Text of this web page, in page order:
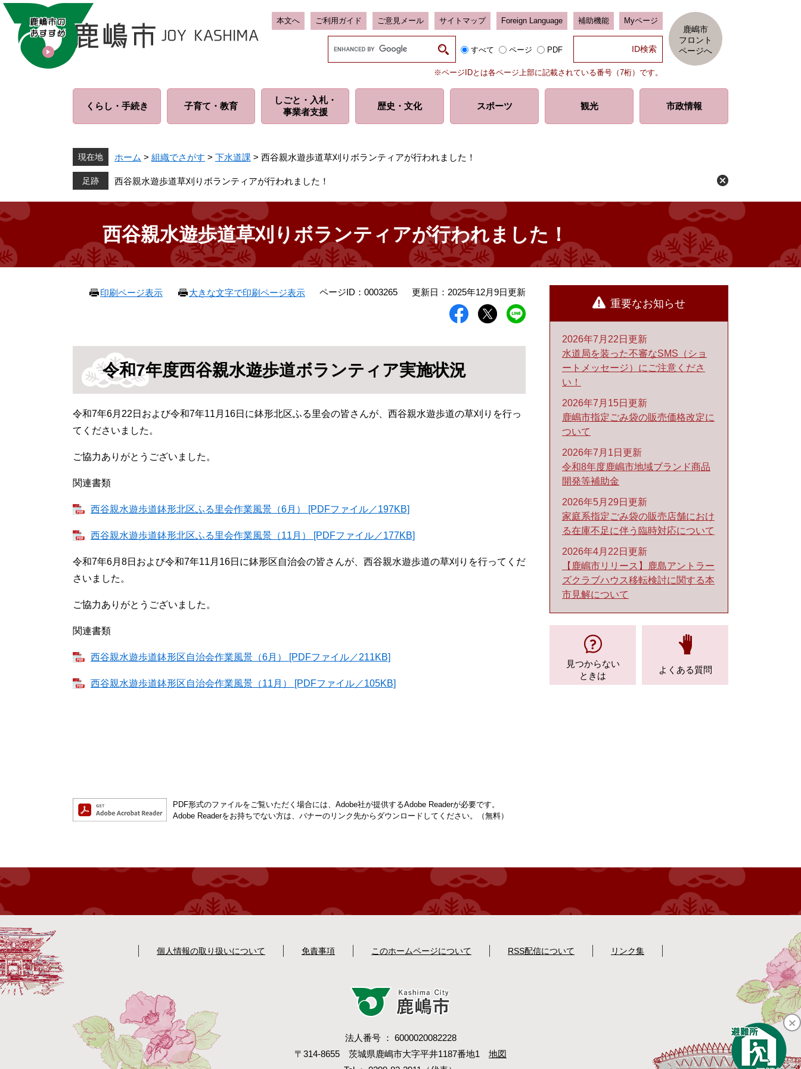
ペ
メ
本文へ ご利用ガイド ご意見メール サイトマップ Foreign Language 補助機能 Myページ
ム
すべて ページ PDF
※ページIDとは各ページ上部に記載されている番号（7桁）です。
鹿嶋市
フロント
ページへ
くらし・ 手続き 子育て・ 教育
しごと・入札・
事業者支援
歴史・ 文化 スポーツ 観光 市政情報
現在地 ホーム > 組織でさがす > 下水道課 > 西谷親水遊歩道草刈りボランティアが行われました！
西谷親水遊歩道草刈りボランティアが行われました！
西谷親水遊歩道草刈りボランティアが行われました！
印刷ページ表示 大きな文字で印刷ページ表示 ページID：0003265 更新日：2025年12月9日更新
令和7年度西谷親水遊歩道ボランティア実施状況
令和7年6月22日および令和7年11月16日に鉢形北区ふる里会の皆さんが、西谷親水遊歩道の草刈りを行っ
てくださいました。
ご協力ありがとうございました。
関連書類
西谷親水遊歩道鉢形北区ふる里会作業風景（6月） [PDFファイル／197KB]
西谷親水遊歩道鉢形北区ふる里会作業風景（11月） [PDFファイル／177KB]
令和7年6月8日および令和7年11月16日に鉢形区自治会の皆さんが、西谷親水遊歩道の草刈りを行ってくだ
さいました。
ご協力ありがとうございました。
関連書類
西谷親水遊歩道鉢形区自治会作業風景（6月） [PDFファイル／211KB]
西谷親水遊歩道鉢形区自治会作業風景（11月） [PDFファイル／105KB]
PDF形式のファイルをご覧いただく場合には、Adobe社が提供するAdobe Readerが必要です。
Adobe Readerをお持ちでない方は、バナーのリンク先からダウンロードしてください。（無料）
重要なお知らせ
2026年7月22日更新
水道局を装った不審なSMS（ショ
ートメッセージ）にご注意くださ
い！
2026年7月15日更新
鹿嶋市指定ごみ袋の販売価格改定に
ついて
2026年7月1日更新
令和8年度鹿嶋市地域ブランド商品
開発等補助金
2026年5月29日更新
家庭系指定ごみ袋の販売店舗におけ
る在庫不足に伴う臨時対応について
2026年4月22日更新
【鹿嶋市リリース】鹿島アントラー
ズクラブハウス移転検討に関する本
市見解について
見つからない
ときは
よくある質問
個人情報の取り扱いについて 免責事項 このホームページについて RSS配信について リンク集
法人番号 ： 6000020082228
〒314-8655 茨城県鹿嶋市大字平井1187番地1 地図